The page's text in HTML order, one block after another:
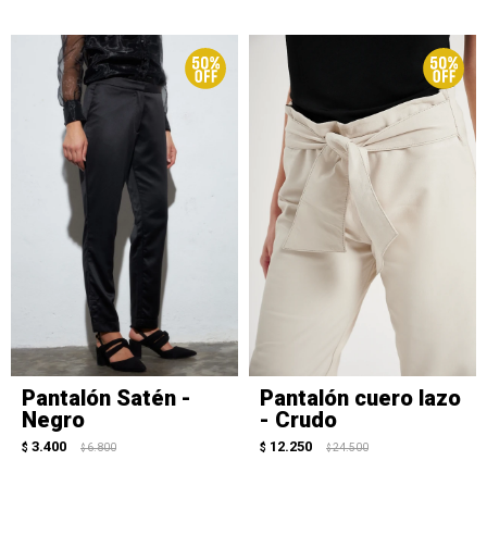
Pantalón Satén -
Negro
$ 3.400 $ 6.800
Pantalón cuero lazo
- Crudo
$ 12.250 $ 24.500